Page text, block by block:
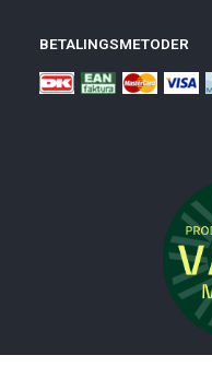
BETALINGSMETODER